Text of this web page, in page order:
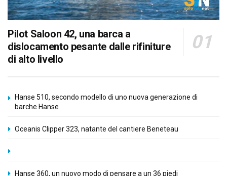
Pilot Saloon 42, una barca a
dislocamento pesante dalle rifiniture
di alto livello
Hanse 510, secondo modello di uno nuova generazione di
barche Hanse
Oceanis Clipper 323, natante del cantiere Beneteau
Hanse 360, un nuovo modo di pensare a un 36 piedi